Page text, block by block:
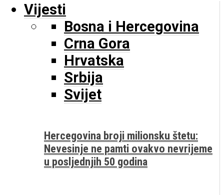
Vijesti
Bosna i Hercegovina
Crna Gora
Hrvatska
Srbija
Svijet
Hercegovina broji milionsku štetu:
Nevesinje ne pamti ovakvo nevrijeme
u posljednjih 50 godina